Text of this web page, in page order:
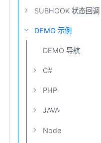
SUBHOOK 状态回调
DEMO 示例
DEMO 导航
C#
PHP
JAVA
Node